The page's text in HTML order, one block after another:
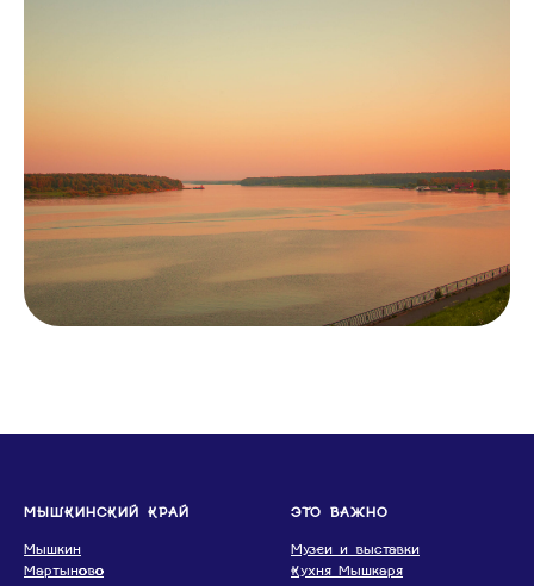
МЫШКИНСКИЙ КРАЙ
Мышкин
Мартыново
ЭТО ВАЖНО
Музеи и выставки
Кухня Мышкаря